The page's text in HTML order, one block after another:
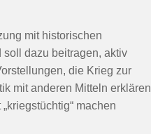
mit historischen
soll dazu beitragen, aktiv
die Krieg zur
mit anderen Mitteln erklären
machen